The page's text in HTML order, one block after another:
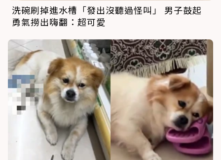
洗碗刷掉進水槽「發出沒聽過怪叫」 男子鼓起
勇氣撈出嗨翻：超可愛